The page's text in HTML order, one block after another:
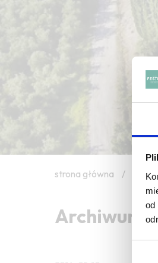
od
strona główna /
Archiwum